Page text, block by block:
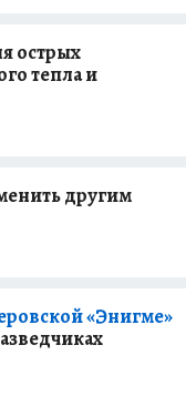
острых
тепла и
другим
«Энигме»